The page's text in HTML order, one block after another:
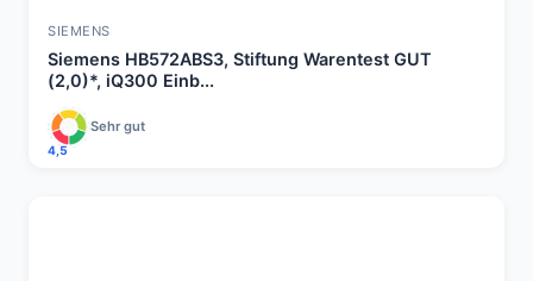
SIEMENS
Siemens HB572ABS3, Stiftung Warentest GUT
(2,0)*, iQ300 Einb...
4,5
Sehr gut